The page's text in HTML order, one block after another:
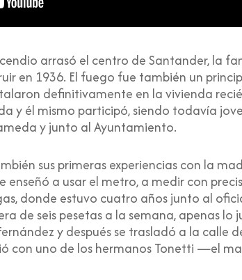
arrasó el centro de Santander, la
en 1936. El fuego fue también un
definitivamente en la vivienda
y él mismo participó, siendo todavía
y junto al Ayuntamiento.
sus primeras experiencias con la
enseñó a usar el metro, a medir con
donde estuvo cuatro años junto al
de seis pesetas a la semana, apenas
y después se trasladó a la calle
con uno de los hermanos Tonetti —el